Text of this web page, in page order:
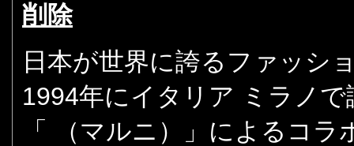
削除
日本が世界に誇るファッシ
1994年にイタリア ミラノ
「 （マルニ）」によるコ